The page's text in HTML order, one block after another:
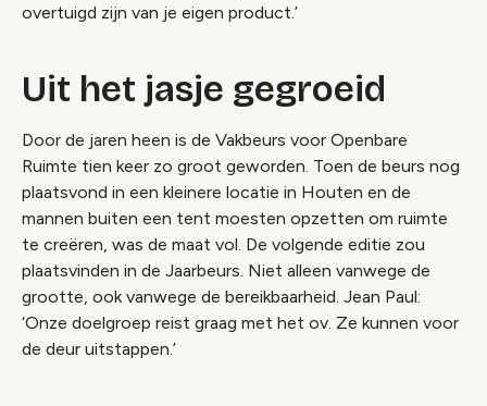
overtuigd zijn van je eigen product.’
Uit het jasje gegroeid
Door de jaren heen is de Vakbeurs voor Openbare
Ruimte tien keer zo groot geworden. Toen de beurs nog
plaatsvond in een kleinere locatie in Houten en de
mannen buiten een tent moesten opzetten om ruimte
te creëren, was de maat vol. De volgende editie zou
plaatsvinden in de Jaarbeurs. Niet alleen vanwege de
grootte, ook vanwege de bereikbaarheid. Jean Paul:
‘Onze doelgroep reist graag met het ov. Ze kunnen voor
de deur uitstappen.’